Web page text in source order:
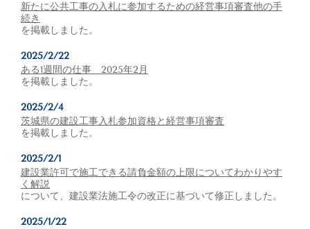
新たに公共工事の入札に参加するための経営事項審査他の手
続き
を掲載しました。
2025/2/22
ある1週間の仕事 2025年2月
を掲載しました。
2025/2/4
茨城県の建設工事入札参加資格と経営事項審査
を掲載しました。
2025/2/1
建設業許可で施工できる請負金額の上限についてわかりやす
く解説
について、建設業法施工令の改正に基づいて修正しました。
2025/1/22